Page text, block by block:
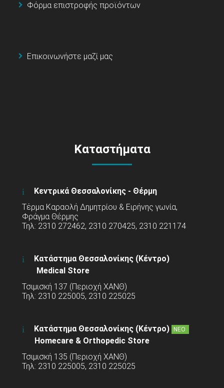
Φόρμα επιστροφής προϊόντων
Επικοινωνήστε μαζί μας
Καταστήματα
Κεντρικά Θεσσαλονίκης - Θέρμη
Τέρμα Καραολή Δημητρίου & Ειρήνης γωνία,
Φράγμα Θέρμης
Τηλ: 2310 272462, 2310 270425, 2310 221174
Κατάστημα Θεσσαλονίκης (Κέντρο)
Medical Store
Τσιμισκή 137 (Περιοχή ΧΑΝΘ)
Τηλ: 2310 225005, 2310 225025
Κατάστημα Θεσσαλονίκης (Κέντρο) ΝΕΟ
Homecare & Orthopedic Store
Τσιμισκή 135 (Περιοχή ΧΑΝΘ)
Τηλ: 2310 225005, 2310 225025